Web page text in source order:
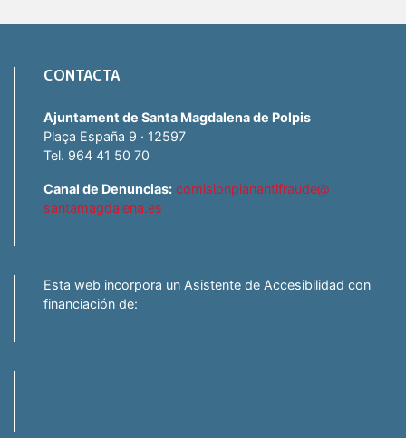
CONTACTA
Ajuntament de Santa Magdalena de Polpis
Plaça España 9 · 12597
Tel. 964 41 50 70
Canal de Denuncias: comisionplanantifraude@
santamagdalena.es
Esta web incorpora un Asistente de Accesibilidad con
financiación de: